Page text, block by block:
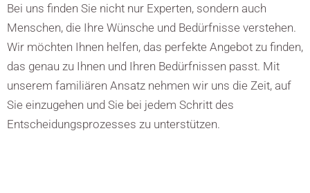
Bei uns finden Sie nicht nur Experten, sondern auch
Menschen, die Ihre Wünsche und Bedürfnisse verstehen.
Wir möchten Ihnen helfen, das perfekte Angebot zu finden,
das genau zu Ihnen und Ihren Bedürfnissen passt. Mit
unserem familiären Ansatz nehmen wir uns die Zeit, auf
Sie einzugehen und Sie bei jedem Schritt des
Entscheidungsprozesses zu unterstützen.